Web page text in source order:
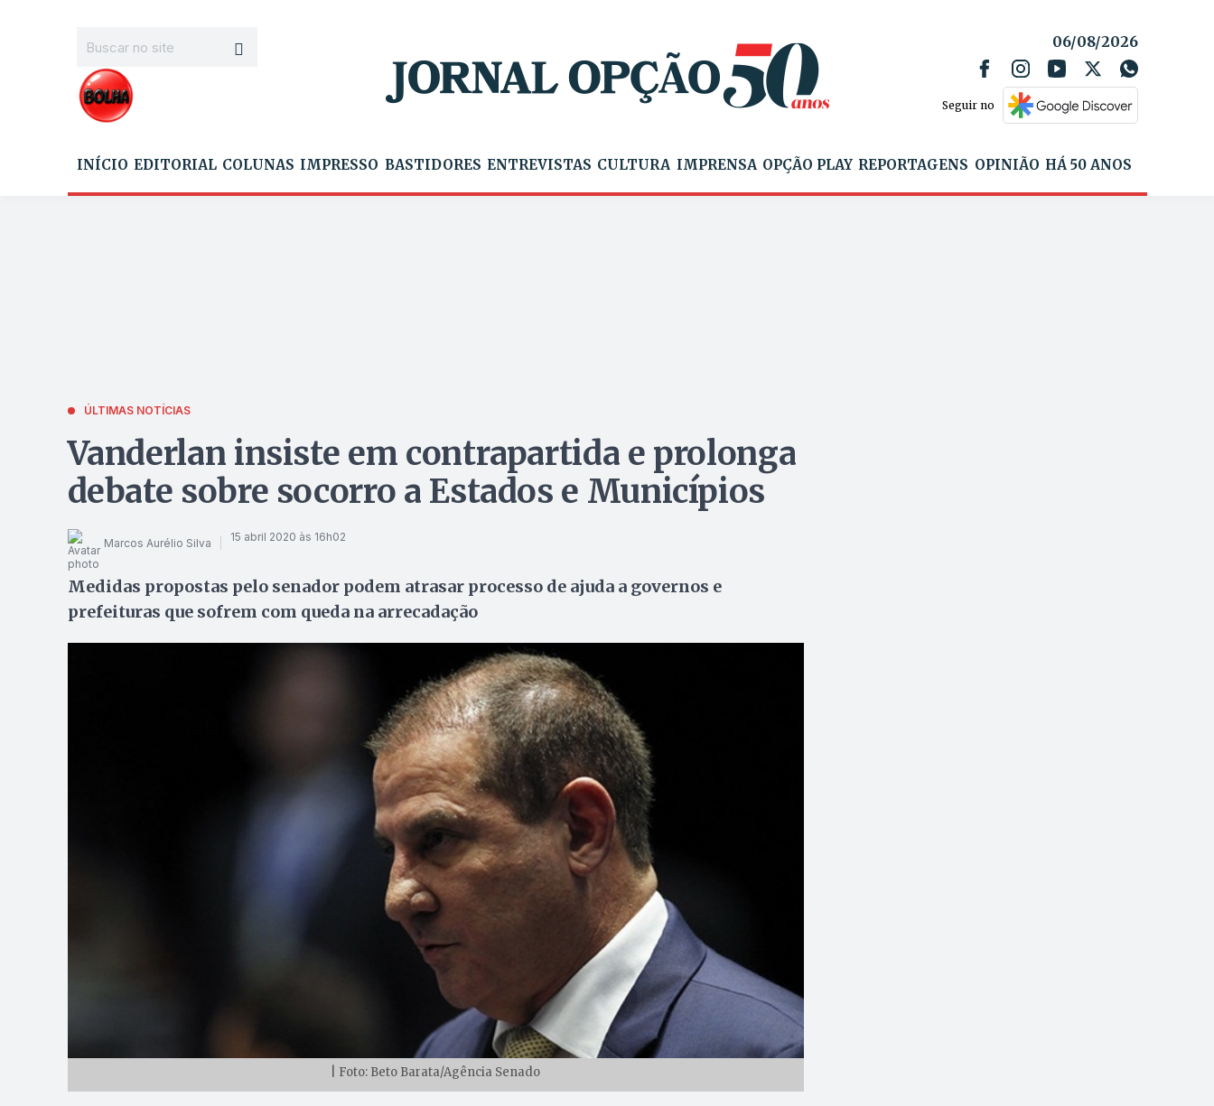
06/08/2026
Seguir no
INÍCIO EDITORIAL COLUNAS IMPRESSO BASTIDORES ENTREVISTAS CULTURA IMPRENSA OPÇÃO PLAY REPORTAGENS OPINIÃO HÁ 50 ANOS
ÚLTIMAS NOTÍCIAS
Vanderlan insiste em contrapartida e prolonga
debate sobre socorro a Estados e Municípios
Marcos Aurélio Silva 15 abril 2020 às 16h02
Medidas propostas pelo senador podem atrasar processo de ajuda a governos e
prefeituras que sofrem com queda na arrecadação
| Foto: Beto Barata/Agência Senado